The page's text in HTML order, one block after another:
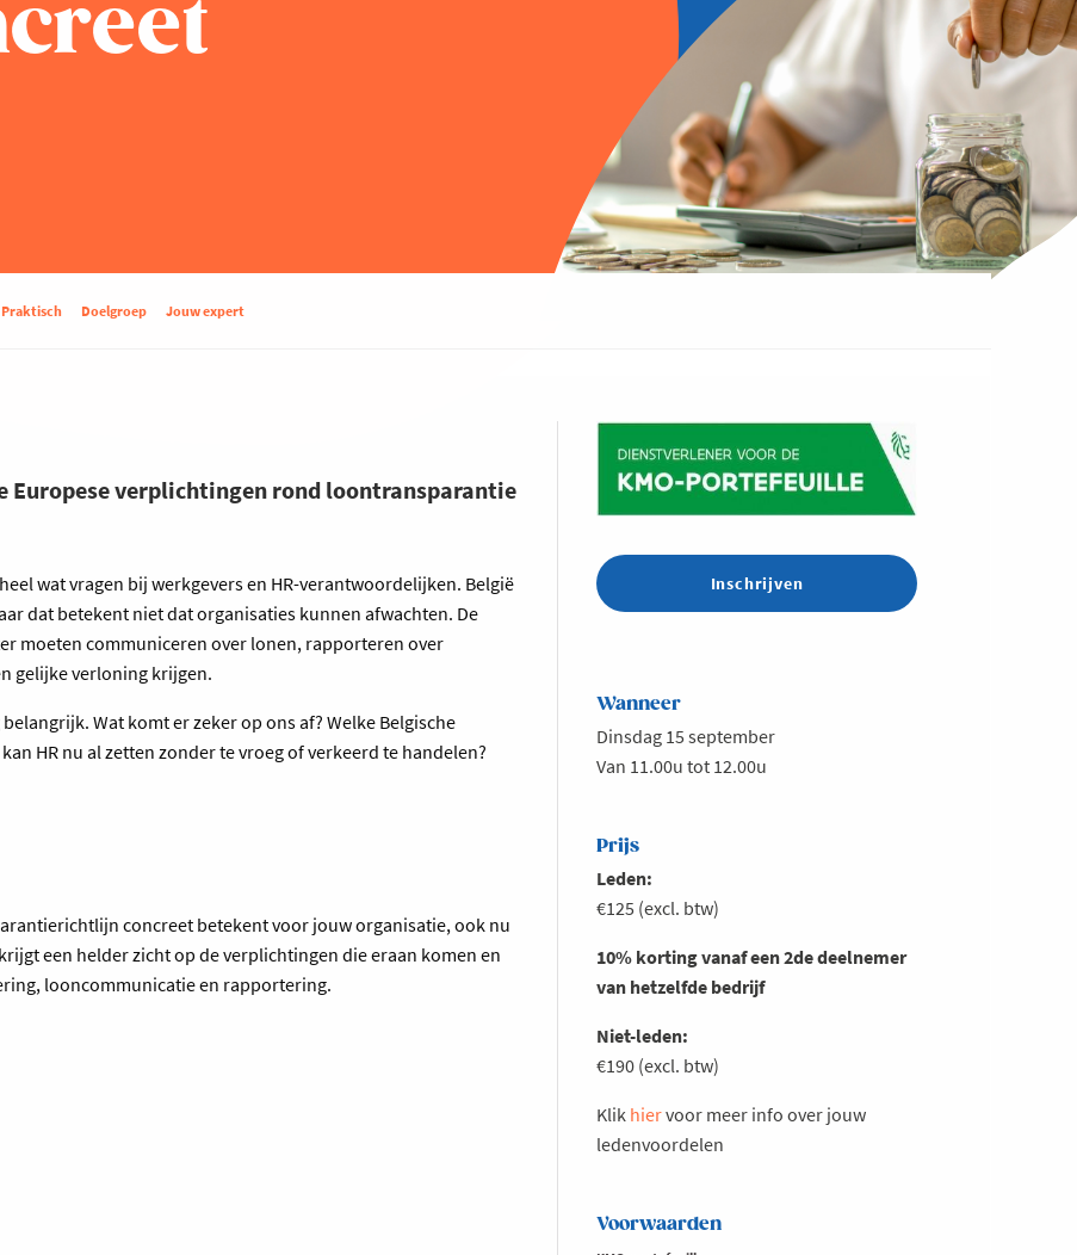
Praktisch Doelgroep Jouw expert
Europese verplichtingen rond loontransparantie
wat vragen bij werkgevers en HR-verantwoordelijken. België
dat betekent niet dat organisaties kunnen afwachten. De
moeten communiceren over lonen, rapporteren over
gelijke verloning krijgen.
Wat komt er zeker op ons af? Welke Belgische
HR nu al zetten zonder te vroeg of verkeerd te handelen?
concreet betekent voor jouw organisatie, ook nu
een helder zicht op de verplichtingen die eraan komen en
looncommunicatie en rapportering.
Inschrijven
Wanneer
Dinsdag 15 september
Van 11.00u tot 12.00u
Prijs
Leden:
€125 (excl. btw)
10% korting vanaf een 2de deelnemer
van hetzelfde bedrijf
Niet-leden:
€190 (excl. btw)
Klik hiervoor meer info over jouw
ledenvoordelen
Voorwaarden